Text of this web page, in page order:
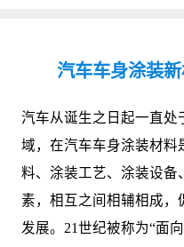
汽车车身涂装
汽车从诞生之日起一直处
域，在汽车车身涂装材料
料、涂装工艺、涂装设备
素，相互之间相辅相成，
发展。21世纪被称为“面